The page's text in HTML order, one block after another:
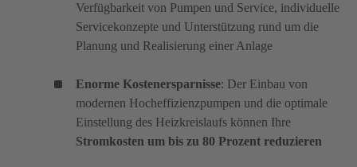
Verfügbarkeit von Pumpen und Service, individuelle
Servicekonzepte und Unterstützung rund um die
Planung und Realisierung einer Anlage
Enorme Kostenersparnisse: Der Einbau von
modernen Hocheffizienzpumpen und die optimale
Einstellung des Heizkreislaufs können Ihre
Stromkosten um bis zu 80 Prozent reduzieren